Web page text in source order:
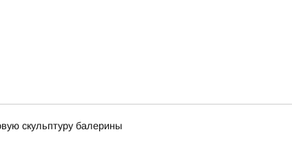
скульптуру балерины